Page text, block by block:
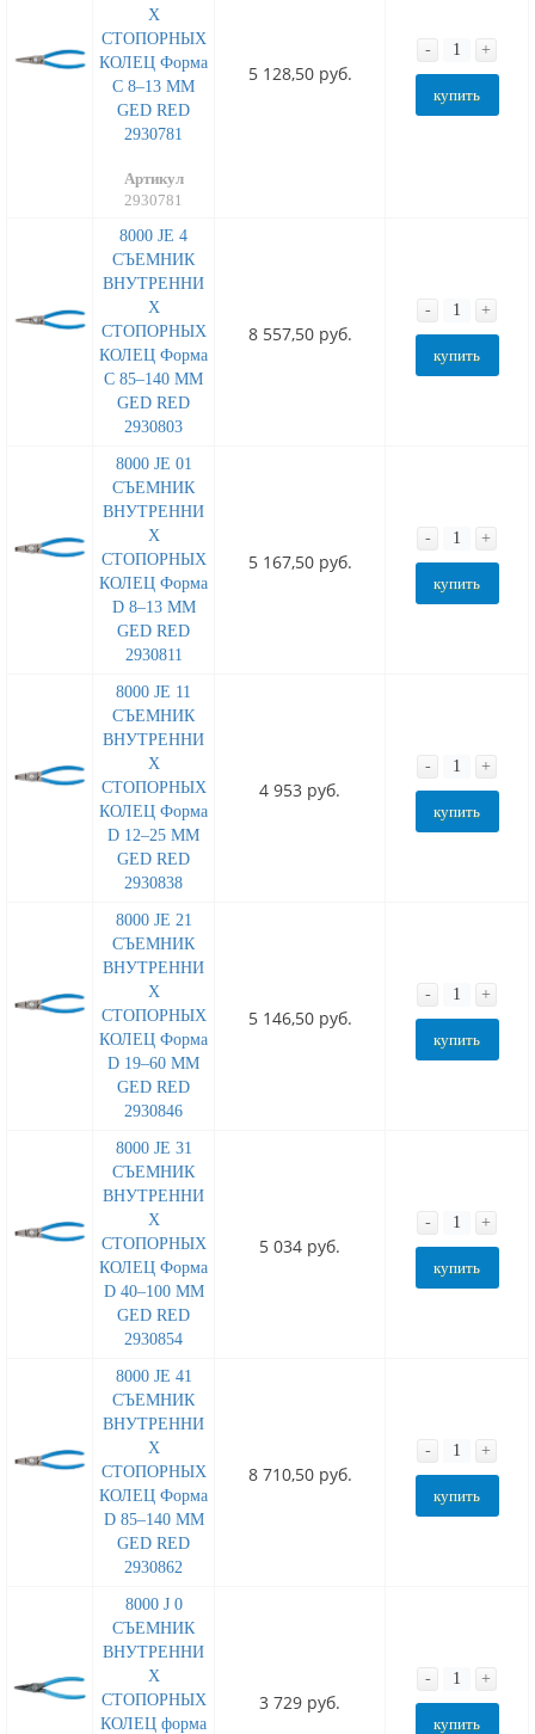
Х
СТОПОРНЫХ
КОЛЕЦ Форма
C 8–13 MM
GED RED
2930781
Артикул
2930781
5 128,50 руб.
- +
купить
8000 JE 4
СЪЕМНИК
ВНУТРЕННИ
Х
СТОПОРНЫХ
КОЛЕЦ Форма
C 85–140 MM
GED RED
2930803
8 557,50 руб.
- +
купить
8000 JE 01
СЪЕМНИК
ВНУТРЕННИ
Х
СТОПОРНЫХ
КОЛЕЦ Форма
D 8–13 MM
GED RED
2930811
5 167,50 руб.
- +
купить
8000 JE 11
СЪЕМНИК
ВНУТРЕННИ
Х
СТОПОРНЫХ
КОЛЕЦ Форма
D 12–25 MM
GED RED
2930838
4 953 руб.
- +
купить
8000 JE 21
СЪЕМНИК
ВНУТРЕННИ
Х
СТОПОРНЫХ
КОЛЕЦ Форма
D 19–60 MM
GED RED
2930846
5 146,50 руб.
- +
купить
8000 JE 31
СЪЕМНИК
ВНУТРЕННИ
Х
СТОПОРНЫХ
КОЛЕЦ Форма
D 40–100 MM
GED RED
2930854
5 034 руб.
- +
купить
8000 JE 41
СЪЕМНИК
ВНУТРЕННИ
Х
СТОПОРНЫХ
КОЛЕЦ Форма
D 85–140 MM
GED RED
2930862
8 710,50 руб.
- +
купить
8000 J 0
СЪЕМНИК
ВНУТРЕННИ
Х
СТОПОРНЫХ
КОЛЕЦ форма
3 729 руб.
- +
купить